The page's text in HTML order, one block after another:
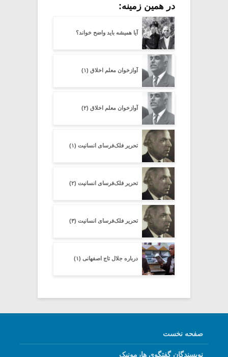
در همین زمینه:
آیا همیشه باید واضح خواند؟
آوازخوان معلم اخلاق (۱)
آوازخوان معلم اخلاق (۲)
تحریرِ فلک‌فرسای انسانیت (۱)
تحریرِ فلک‌فرسای انسانیت (۲)
تحریرِ فلک‌فرسای انسانیت (۳)
درباره جلال تاج اصفهانی (۱)
صفحه نخست
نویسندگان گفتگوی هارمونیک